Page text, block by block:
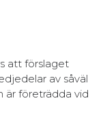
att förslaget
av såväl
är företrädda vid